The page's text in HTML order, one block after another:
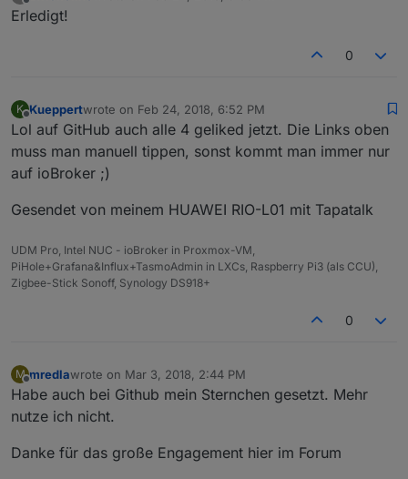
Offline
Erledigt!
0
K
Offline
Kueppertwrote on Feb 24, 2018, 6:52 PM
last edited by
Lol auf GitHub auch alle 4 geliked jetzt. Die Links oben
muss man manuell tippen, sonst kommt man immer nur
auf ioBroker ;)
Gesendet von meinem HUAWEI RIO-L01 mit Tapatalk
UDM Pro, Intel NUC - ioBroker in Proxmox-VM,
PiHole+Grafana&Influx+TasmoAdmin in LXCs, Raspberry Pi3 (als CCU),
Zigbee-Stick Sonoff, Synology DS918+
0
M
Offline
mredlawrote on Mar 3, 2018, 2:44 PM
last edited by
Habe auch bei Github mein Sternchen gesetzt. Mehr
nutze ich nicht.
Danke für das große Engagement hier im Forum